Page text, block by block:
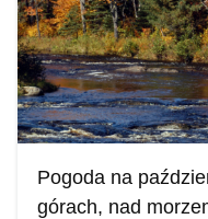
Pogoda na
górach, nad